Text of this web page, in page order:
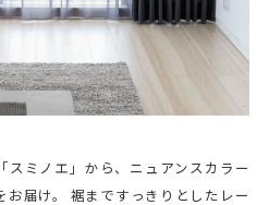
スミノエ」から、ニュアンスカラー
お届け。 裾まですっきりとしたレー